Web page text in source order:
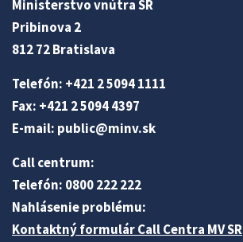
Ministerstvo vnútra SR
Pribinova 2
812 72 Bratislava
Telefón: +421 2 5094 1111
Fax: +421 2 5094 4397
E-mail: public@minv.sk
Call centrum:
Telefón: 0800 222 222
Nahlásenie problému:
Kontaktný formulár Call Centra MV SR